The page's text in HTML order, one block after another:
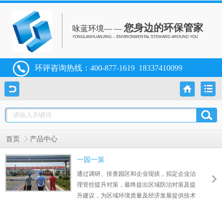
咏蓝环境— —您身边的环保管家
YONGLANHUANJING -- ENVIRONMENTAL STEWARD AROUND YOU
环评咨询热线： 400-877-161918337410099
首页 产品中心
一园一策
通过调研、排查园区和企业现状，拟定企业治
理管控提升对策，最终提出区域防治对策及提
升建议，为区域环境质量及经济发展提供技术